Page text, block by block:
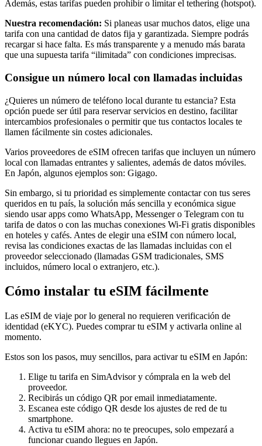
Además, estas tarifas pueden prohibir o limitar el tethering (hotspot).
Nuestra recomendación: Si planeas usar muchos datos, elige una
tarifa con una cantidad de datos fija y garantizada. Siempre podrás
recargar si hace falta. Es más transparente y a menudo más barata
que una supuesta tarifa “ilimitada” con condiciones imprecisas.
Consigue un número local con llamadas incluidas
¿Quieres un número de teléfono local durante tu estancia? Esta
opción puede ser útil para reservar servicios en destino, facilitar
intercambios profesionales o permitir que tus contactos locales te
llamen fácilmente sin costes adicionales.
Varios proveedores de eSIM ofrecen tarifas que incluyen un número
local con llamadas entrantes y salientes, además de datos móviles.
En Japón, algunos ejemplos son: Gigago.
Sin embargo, si tu prioridad es simplemente contactar con tus seres
queridos en tu país, la solución más sencilla y económica sigue
siendo usar apps como WhatsApp, Messenger o Telegram con tu
tarifa de datos o con las muchas conexiones Wi‑Fi gratis disponibles
en hoteles y cafés. Antes de elegir una eSIM con número local,
revisa las condiciones exactas de las llamadas incluidas con el
proveedor seleccionado (llamadas GSM tradicionales, SMS
incluidos, número local o extranjero, etc.).
Cómo instalar tu eSIM fácilmente
Las eSIM de viaje por lo general no requieren verificación de
identidad (eKYC). Puedes comprar tu eSIM y activarla online al
momento.
Estos son los pasos, muy sencillos, para activar tu eSIM en Japón:
Elige tu tarifa en SimAdvisor y cómprala en la web del
proveedor.
Recibirás un código QR por email inmediatamente.
Escanea este código QR desde los ajustes de red de tu
smartphone.
Activa tu eSIM ahora: no te preocupes, solo empezará a
funcionar cuando llegues en Japón.